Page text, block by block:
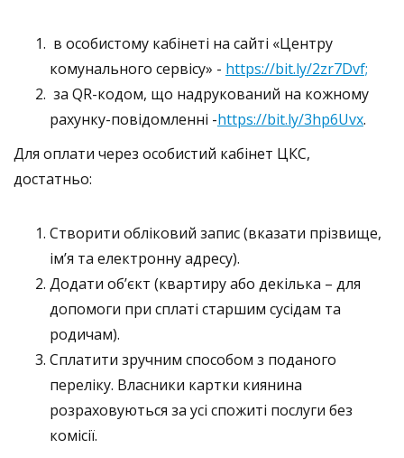
в особистому кабінеті на сайті «Центру
комунального сервісу» - https://bit.ly/2zr7Dvf;
за QR-кодом, що надрукований на кожному
рахунку-повідомленні -https://bit.ly/3hp6Uvx.
Для оплати через особистий кабінет ЦКС,
достатньо:
Створити обліковий запис (вказати прізвище,
ім’я та електронну адресу).
Додати об’єкт (квартиру або декілька – для
допомоги при сплаті старшим сусідам та
родичам).
Сплатити зручним способом з поданого
переліку. Власники картки киянина
розраховуються за усі спожиті послуги без
комісії.